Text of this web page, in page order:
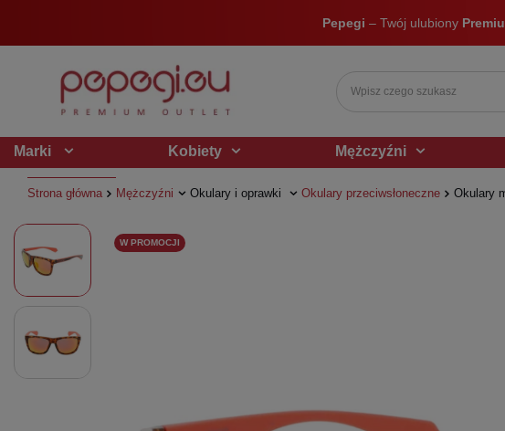
Pepegi – Twój ulubiony
Marki Kobiety Mężczyźni
Strona główna Mężczyźni Okulary i oprawki Okulary przeciwsłoneczne Okulary
W PROMOCJI